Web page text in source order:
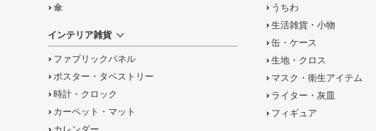
傘
インテリア雑貨
ファブリックパネル
ポスター・タペストリー
時計・クロック
カーペット・マット
うちわ
生活雑貨・小物
缶・ケース
生地・クロス
マスク・衛生アイテム
ライター・灰皿
フィギュア